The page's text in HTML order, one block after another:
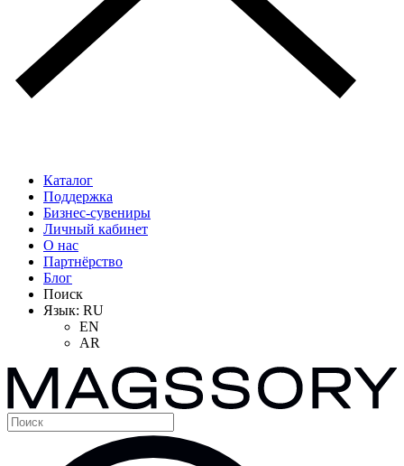
Каталог
Поддержка
Бизнес-сувениры
Личный кабинет
О нас
Партнёрство
Блог
Поиск
Язык: RU
EN
AR